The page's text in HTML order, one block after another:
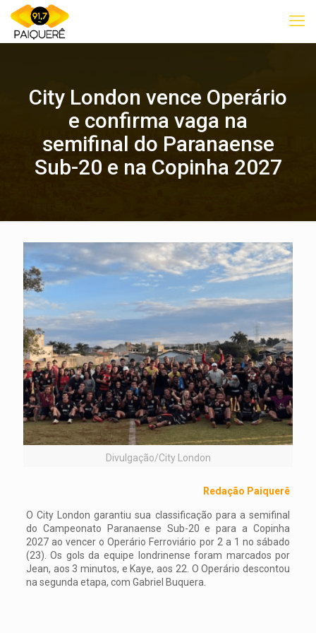
City London vence Operário
e confirma vaga na
semifinal do Paranaense
Sub-20 e na Copinha 2027
Divulgação/City London
Redação Paiquerê
O City London garantiu sua classificação para a semifinal
do Campeonato Paranaense Sub-20 e para a Copinha
2027 ao vencer o Operário Ferroviário por 2 a 1 no sábado
(23). Os gols da equipe londrinense foram marcados por
Jean, aos 3 minutos, e Kaye, aos 22. O Operário descontou
na segunda etapa, com Gabriel Buquera.